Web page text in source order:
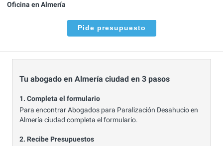
Oficina en Almería
Pide presupuesto
Tu abogado en Almería ciudad en 3 pasos
1. Completa el formulario
Para encontrar Abogados para Paralización Desahucio en
Almería ciudad completa el formulario.
2. Recibe Presupuestos